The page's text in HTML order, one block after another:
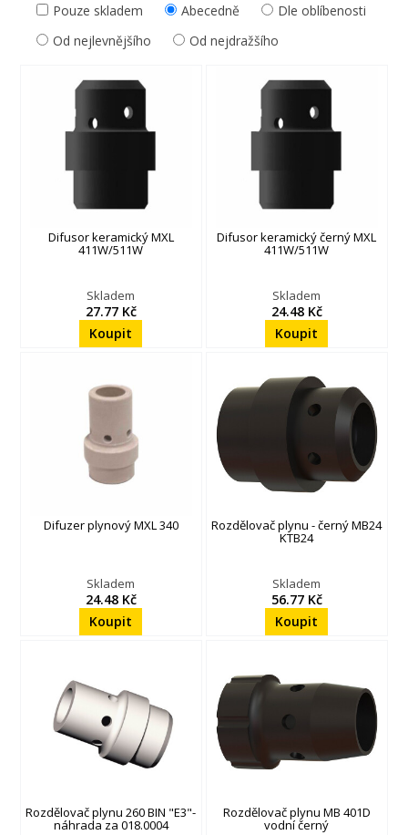
Pouze skladem Abecedně
Dle oblíbenosti
Od nejlevnějšího
Od nejdražšího
Difusor keramický MXL
411W/511W
Skladem
27.77 Kč
Difusor keramický černý MXL
411W/511W
Skladem
24.48 Kč
Difuzer plynový MXL 340
Skladem
24.48 Kč
Rozdělovač plynu - černý MB24
KTB24
Skladem
56.77 Kč
Rozdělovač plynu 260 BIN "E3"-
náhrada za 018.0004
Rozdělovač plynu MB 401D
vodní černý